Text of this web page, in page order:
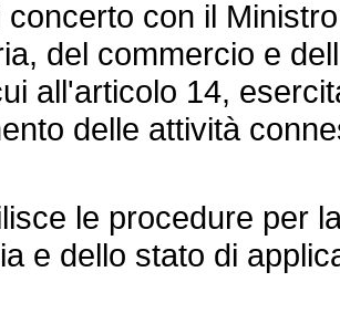
concerto con il
del commercio e
all'articolo 14,
delle attività
le procedure per
e dello stato di